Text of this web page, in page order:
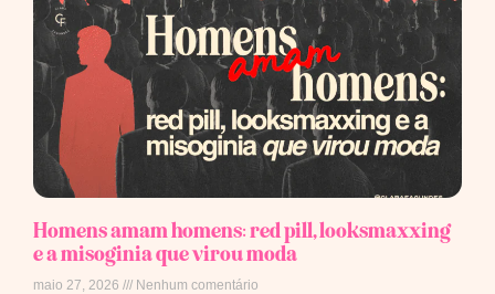
Homens amam homens: red pill, looksmaxxing
e a misoginia que virou moda
maio 27, 2026 Nenhum comentário